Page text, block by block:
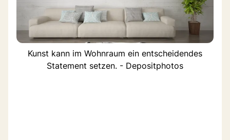
Kunst kann im Wohnraum ein entscheidendes
Statement setzen. - Depositphotos